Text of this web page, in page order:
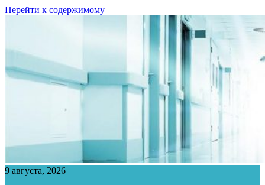
Перейти к содержимому
9 августа, 2026